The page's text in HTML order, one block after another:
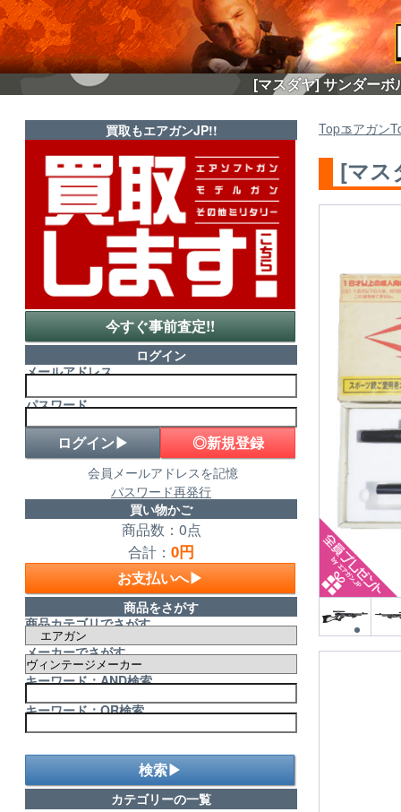
[マスダヤ] サンダー
Topエアガン
[マス
買取もエアガンJP!!
今すぐ事前査定!!
ログイン
メールアドレス
パスワード
◎新規登録
会員メールアドレスを記憶
パスワード再発行
買い物かご
商品数：0点
合計： 0円
お支払いへ▶
商品をさがす
商品カテゴリでさがす
メーカーでさがす
キーワード：AND検索
キーワード：OR検索
検索▶
カテゴリーの一覧